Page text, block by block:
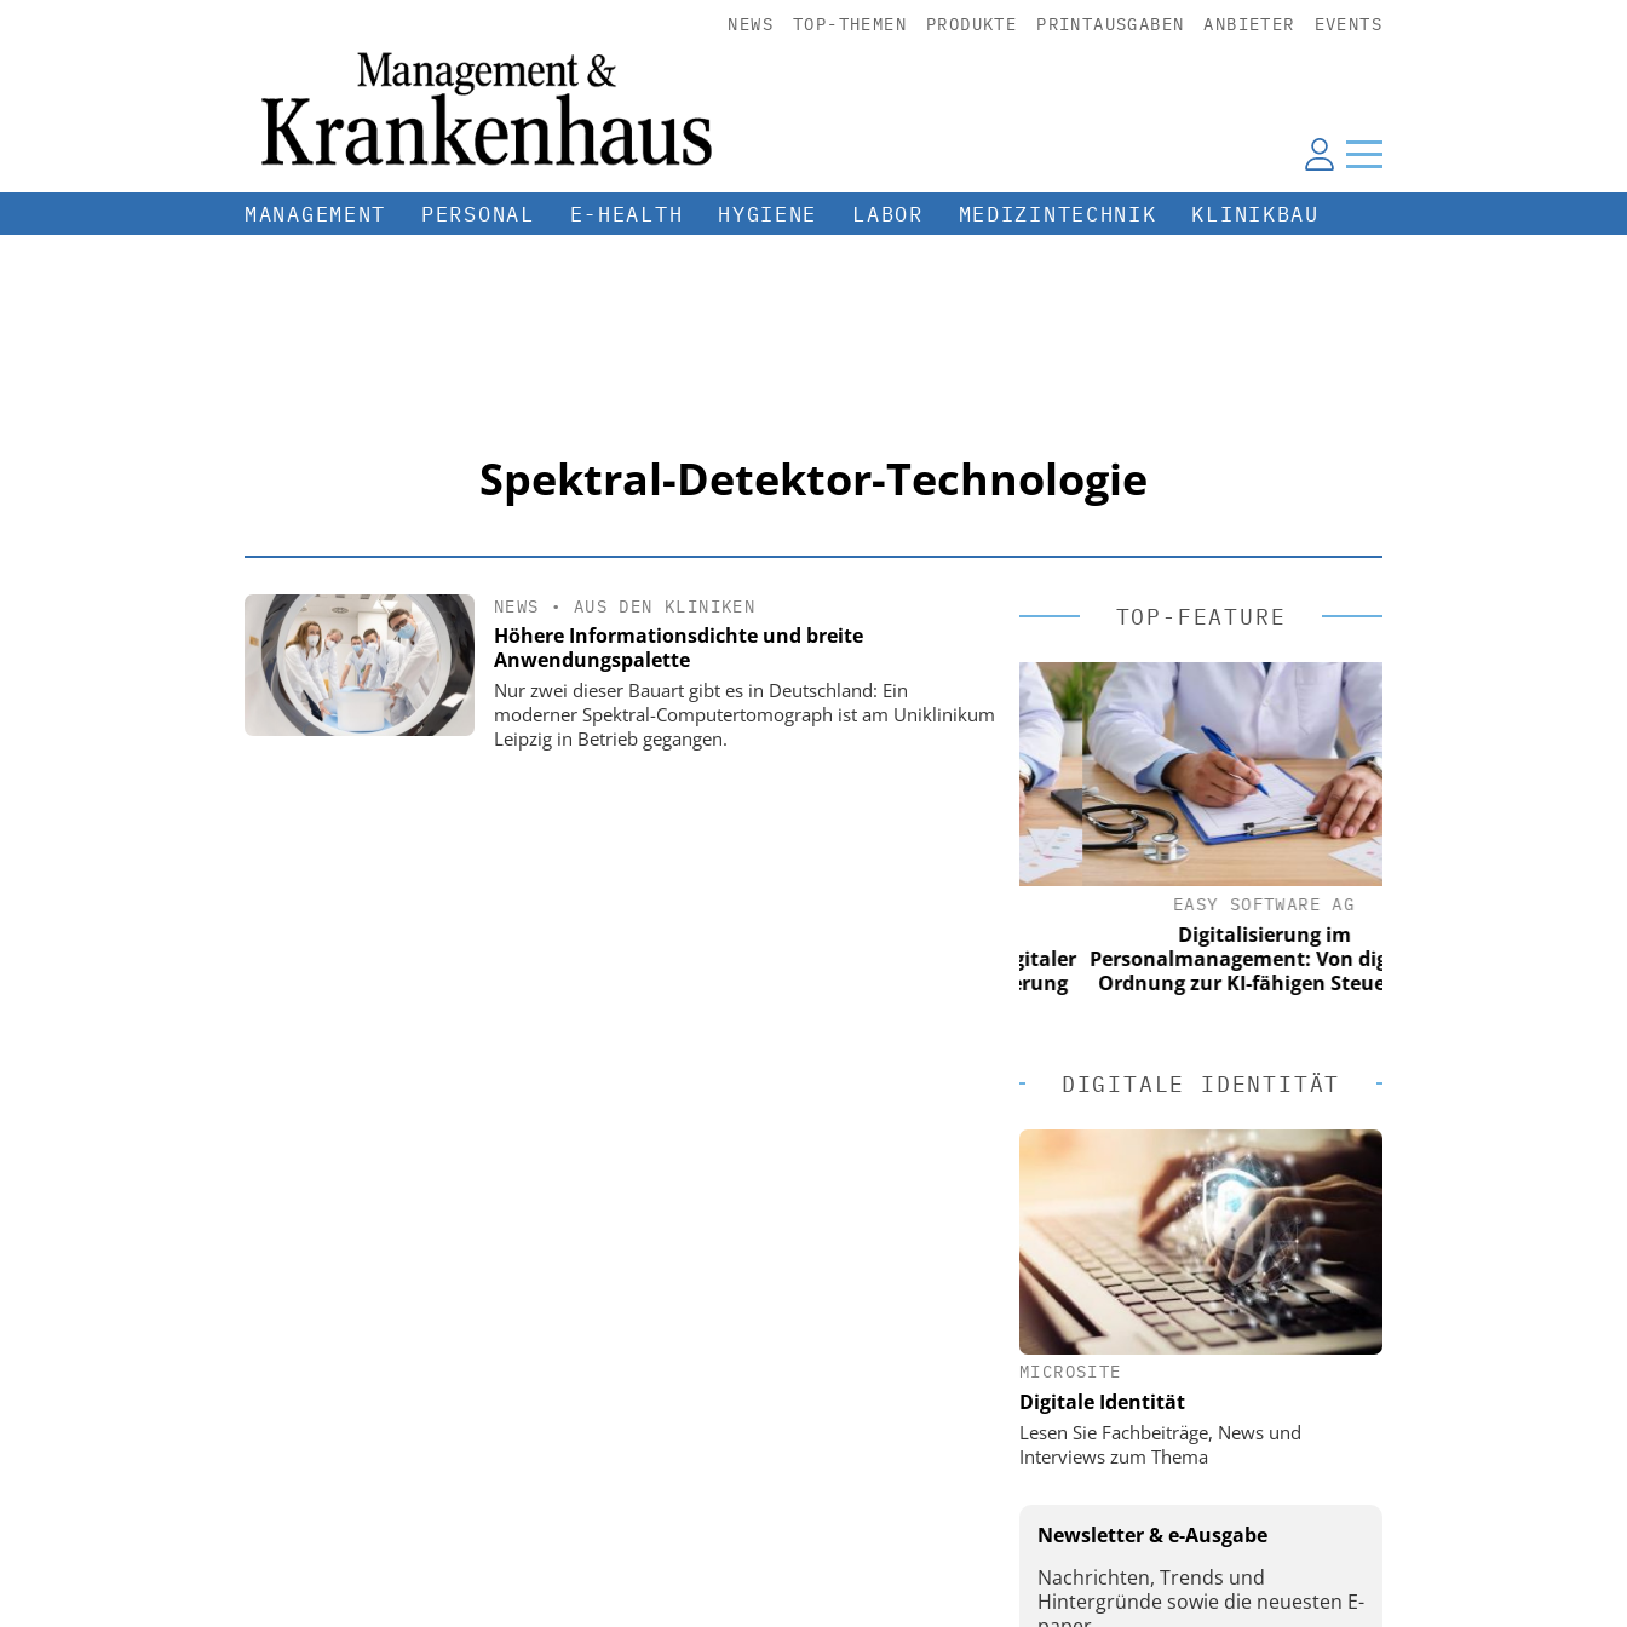
NEWS TOP-THEMEN PRODUKTE PRINTAUSGABEN ANBIETER EVENTS
MANAGEMENT PERSONAL E-HEALTH HYGIENE LABOR MEDIZINTECHNIK KLINIKBAU
Spektral-Detektor-Technologie
NEWS • AUS DEN KLINIKEN
Höhere Informationsdichte und breite
Anwendungspalette
Nur zwei dieser Bauart gibt es in Deutschland: Ein
moderner Spektral-Computertomograph ist am Uniklinikum
Leipzig in Betrieb gegangen.
TOP-FEATURE
Personalmanagement: Von digitaler
EASY SOFTWARE AG
Digitalisierung im
Personalmanagement: Von digitaler
Ordnung zur KI-fähigen Steuerung
DIGITALE IDENTITÄT
MICROSITE
Digitale Identität
Lesen Sie Fachbeiträge, News und
Interviews zum Thema
Newsletter & e-Ausgabe
Nachrichten, Trends und
Hintergründe sowie die neuesten E-